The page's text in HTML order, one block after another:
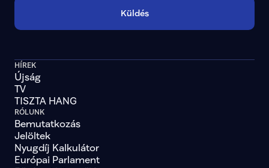
Küldés
HÍREK
Újság
TV
TISZTA HANG
RÓLUNK
Bemutatkozás
Jelöltek
Nyugdíj Kalkulátor
Európai Parlament